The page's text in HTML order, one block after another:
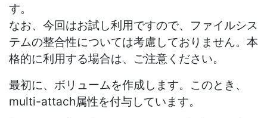
す。
なお、今回はお試し利用ですので、ファイルシス
テムの整合性については考慮しておりません。本
格的に利用する場合は、ご注意ください。
最初に、ボリュームを作成します。このとき、
multi-attach属性を付与しています。